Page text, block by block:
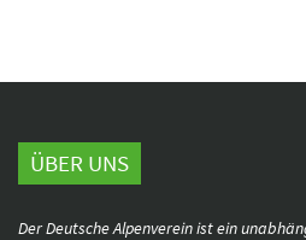
ÜBER UNS
Der Deutsche Alpenverein ist ein